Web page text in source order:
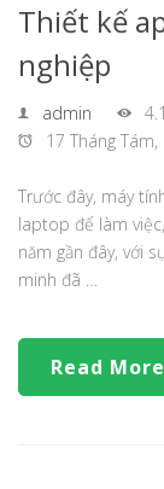
Thiết kế
nghiệp
admin
17 Tháng Tám,
Trước đây, máy
laptop để làm
năm gần đây, với
minh đã …
Read More